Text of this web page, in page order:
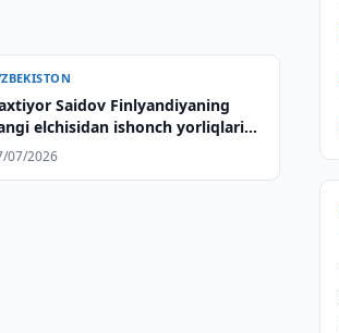
Saidov Finlyandiyaning
elchisidan ishonch yorliqlarini
qildi
07/2026